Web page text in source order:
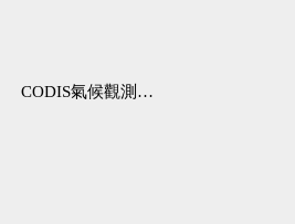
CODIS氣候觀測資料查詢服務